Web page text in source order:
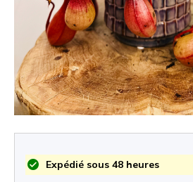
Expédié sous 48 heures